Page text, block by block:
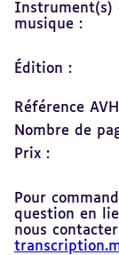
Instrument(s)
musique :
Édition :
Référence
Nombre de
Prix :
Pour
question en
nous